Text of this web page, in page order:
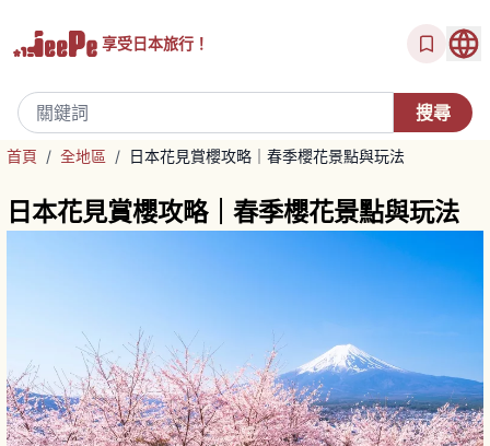
享受日本旅行！
首頁 / 全地區 / 日本花見賞櫻攻略｜春季櫻花景點與玩法
日本花見賞櫻攻略｜春季櫻花景點與玩法